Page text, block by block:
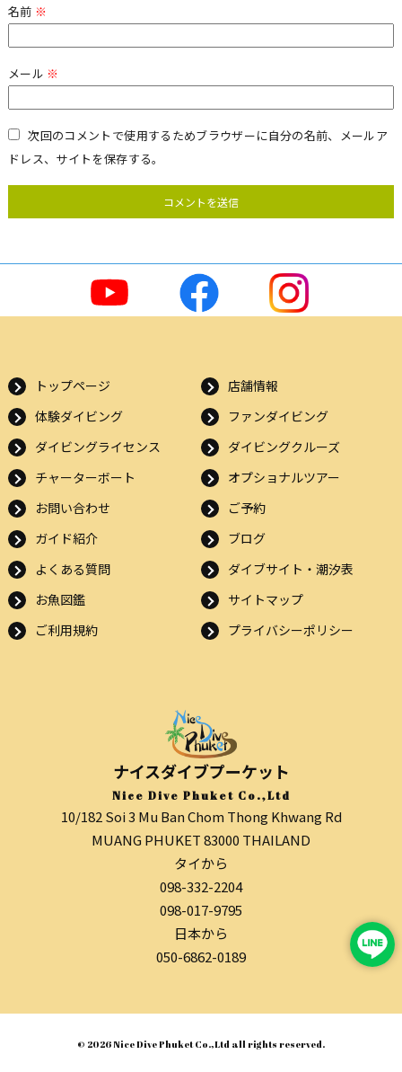
名前 ※
メール ※
次回のコメントで使用するためブラウザーに自分の名前、メールア
ドレス、サイトを保存する。
トップページ
店舗情報
体験ダイビング
ファンダイビング
ダイビングライセンス
ダイビングクルーズ
チャーターボート
オプショナルツアー
お問い合わせ
ご予約
ガイド紹介
ブログ
よくある質問
ダイブサイト・潮汐表
お魚図鑑
サイトマップ
ご利用規約
プライバシーポリシー
ナイスダイブプーケット
Nice Dive Phuket Co.,Ltd
10/182 Soi 3 Mu Ban Chom Thong Khwang Rd
MUANG PHUKET 83000 THAILAND
タイから
098-332-2204
098-017-9795
日本から
050-6862-0189
© 2026 Nice Dive Phuket Co.,Ltd all rights reserved.